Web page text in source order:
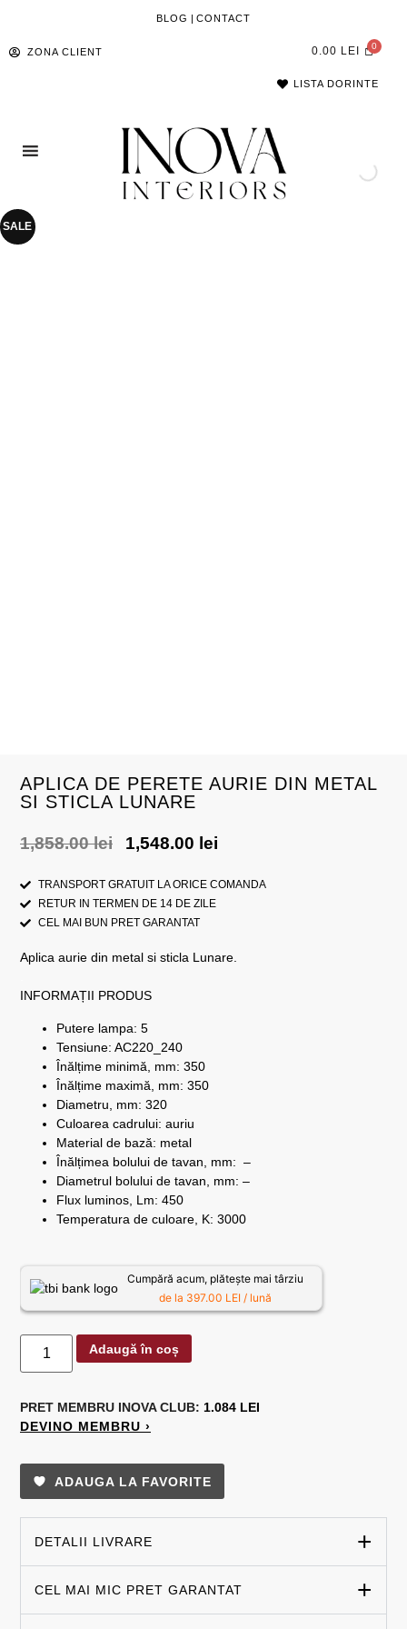
BLOG | CONTACT
ZONA CLIENT 0.00 LEI
LISTA DORINTE
SALE
APLICA DE PERETE AURIE DIN METAL
SI STICLA LUNARE
1,858.00lei 1,548.00 lei
TRANSPORT GRATUIT LA ORICE COMANDA
RETUR IN TERMEN DE 14 DE ZILE
CEL MAI BUN PRET GARANTAT
Aplica aurie din metal si sticla Lunare.
INFORMAȚII PRODUS
Putere lampa: 5
Tensiune: AC220_240
Înălțime minimă, mm: 350
Înălțime maximă, mm: 350
Diametru, mm: 320
Culoarea cadrului: auriu
Material de bază: metal
Înălțimea bolului de tavan, mm: –
Diametrul bolului de tavan, mm: –
Flux luminos, Lm: 450
Temperatura de culoare, K: 3000
Cumpără acum, plătește mai târziu
de la 397.00 LEI / lună
Adaugă în coș
PRET MEMBRU INOVA CLUB: 1.084 LEI
DEVINO MEMBRU ›
ADAUGA LA FAVORITE
DETALII LIVRARE
CEL MAI MIC PRET GARANTAT